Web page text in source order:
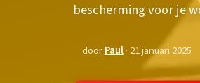
bescherming voor je
doorPaul· 21 januari 2025